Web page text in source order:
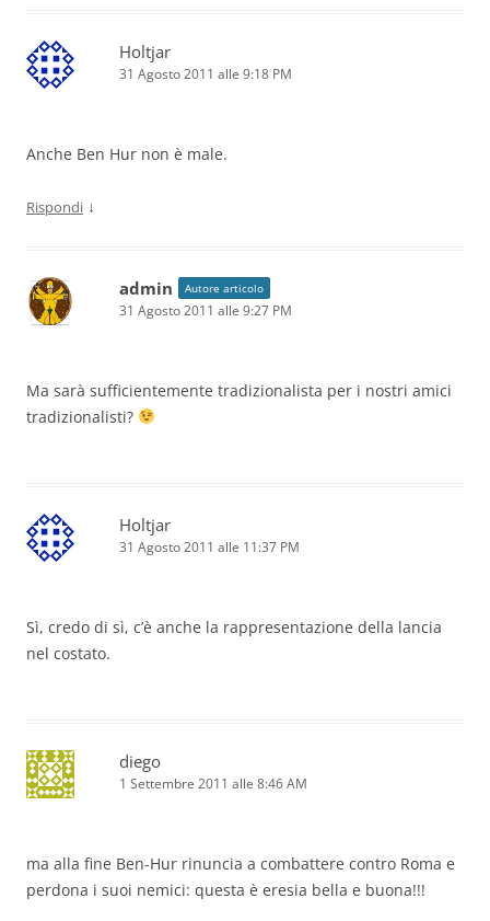
Holtjar
31 Agosto 2011 alle 9:18 PM
Anche Ben Hur non è male.
Rispondi ↓
admin Autore articolo
31 Agosto 2011 alle 9:27 PM
Ma sarà sufficientemente tradizionalista per i nostri amici
tradizionalisti?
Holtjar
31 Agosto 2011 alle 11:37 PM
Sì, credo di sì, c’è anche la rappresentazione della lancia
nel costato.
diego
1 Settembre 2011 alle 8:46 AM
ma alla fine Ben-Hur rinuncia a combattere contro Roma e
perdona i suoi nemici: questa è eresia bella e buona!!!